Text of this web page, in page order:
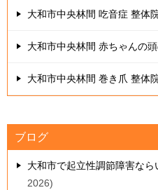
大和市中央林間 吃音症 整体
大和市中央林間 赤ちゃんの
大和市中央林間 巻き爪 整体
ブログ
大和市で起立性調節障害な
2026